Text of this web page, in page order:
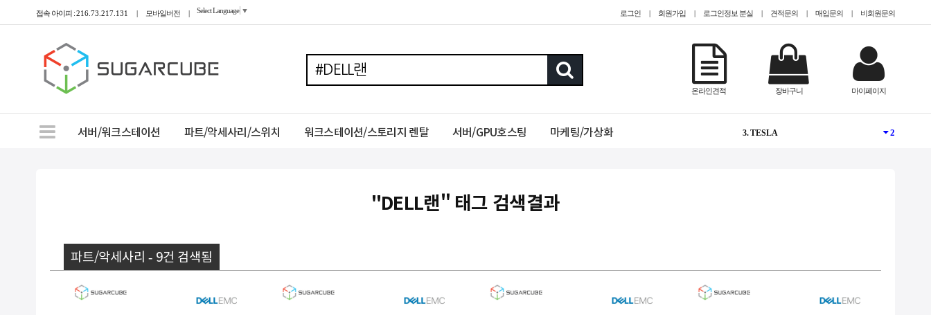
접속 아이피 :216.73.217.131 | 모바일버전 | Select Language ▼ 로그인 | 회원가입 | 로그인정보 분실 | 견적문의 | 매입문의 | 비회원문의
마이페이지
장바구니
온라인견적
서버/워크스테이션 파트/악세사리/스위치 워크스테이션/스토리지 렌탈 서버/GPU호스팅 마케팅/가상화
NEW
1. @Epyc
2. @HDD 미장착
2
3. TESLA
7. #gpu서버임대
"DELL랜" 태그 검색결과
파트/악세사리 - 9건 검색됨